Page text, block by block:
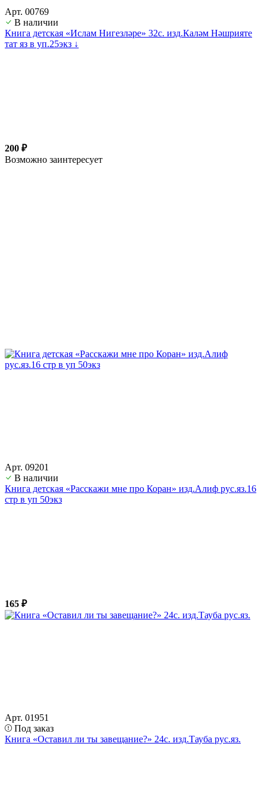
Арт. 00769
В наличии
Книга детская «Ислам Нигезләре» 32с. изд.Каләм Нәшрияте
тат яз в уп.25экз ↓
200 ₽
Возможно заинтересует
Арт. 09201
В наличии
Книга детская «Расскажи мне про Коран» изд.Алиф рус.яз.16
стр в уп 50экз
165 ₽
Арт. 01951
Под заказ
Книга «Оставил ли ты завещание?» 24с. изд.Тауба рус.яз.